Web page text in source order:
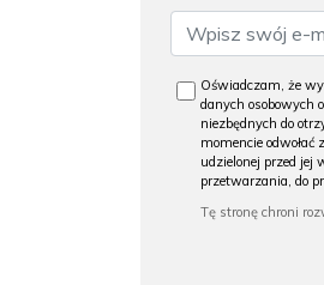
Oświadczam, że
danych osobowych
niezbędnych do
momencie odwołać
udzielonej przed jej
przetwarzania, do